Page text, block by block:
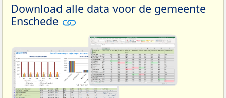
Download alle data voor de gemeente
Enschede